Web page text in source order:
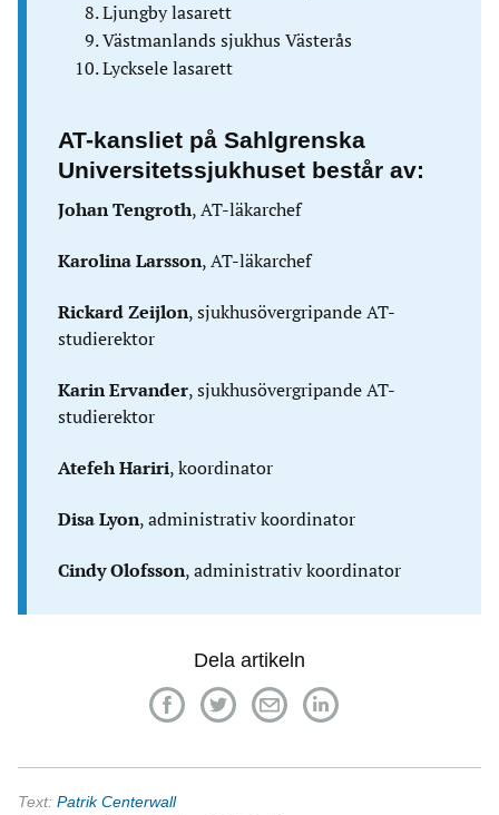
Ljungby lasarett
Västmanlands sjukhus Västerås
Lycksele lasarett
AT-kansliet på Sahlgrenska
Universitetssjukhuset består av:
Johan Tengroth, AT-läkarchef
Karolina Larsson, AT-läkarchef
Rickard Zeijlon, sjukhusövergripande AT-
studierektor
Karin Ervander, sjukhusövergripande AT-
studierektor
Atefeh Hariri, koordinator
Disa Lyon, administrativ koordinator
Cindy Olofsson, administrativ koordinator
Dela artikeln
Text: Patrik Centerwall